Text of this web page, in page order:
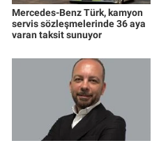
Mercedes-Benz Türk, kamyon
servis sözleşmelerinde 36 aya
varan taksit sunuyor